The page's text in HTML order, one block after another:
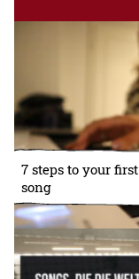
7 steps to your first
song